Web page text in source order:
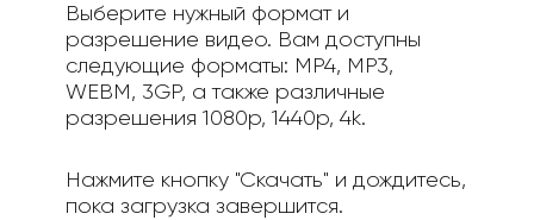
Выберите нужный формат и
разрешение видео. Вам доступны
следующие форматы: MP4, MP3,
WEBM, 3GP, а также различные
разрешения 1080p, 1440p, 4k.
Нажмите кнопку "Скачать" и дождитесь,
пока загрузка завершится.